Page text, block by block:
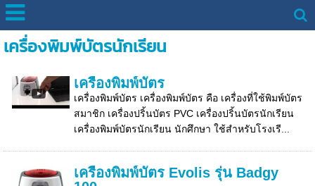
เครื่องพิมพ์บัตรนักเรียน
เครื่องพิมพ์บัตร
เครื่องพิมพ์บัตร เครื่องพิมพ์บัตร คือ เครื่องที่ใช้พิมพ์บัตร
สมาชิก เครื่องปริ้นบัตร PVC เครื่องปริ้นบัตรนักเรียน
เครื่องพิมพ์บัตรนักเรียน นักศึกษา ใช้สำหรับโรงเรี...
เครื่องพิมพ์บัตร Evolis รุ่น Badgy